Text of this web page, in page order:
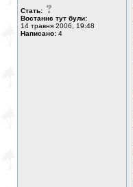
Стать:
Востаннє тут були:
14 травня 2006, 19:48
Написано: 4